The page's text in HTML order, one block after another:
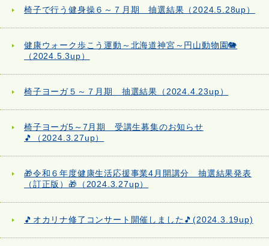
椅子で行う健身操６～７月期 抽選結果（2024.5.28up）
健康ウォーク歩こう運動～北海道神宮～円山動物園🐘
（2024.5.3up）
椅子ヨーガ５～７月期 抽選結果（2024.4.23up）
椅子ヨーガ5～7月期 受講生募集のお知らせ
🎵（2024.3.27up）
🎁令和６年度健康生活応援事業4月開講分 抽選結果発表
（訂正版）🎁（2024.3.27up）
🎵オカリナ修了コンサート開催しました🎵(2024.3.19up)